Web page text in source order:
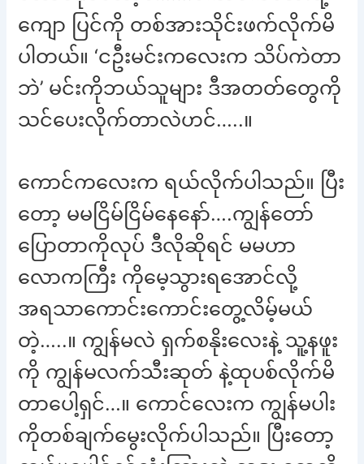
ကျော ပြင်ကို တစ်အားသိုင်းဖက်လိုက်မိ
ပါတယ်။ ‘ငဦးမင်းကလေးက သိပ်ကဲတာ
ဘဲ’ မင်းကိုဘယ်သူများ ဒီအတတ်တွေကို
သင်ပေးလိုက်တာလဲဟင်…..။
ကောင်ကလေးက ရယ်လိုက်ပါသည်။ ပြီး
တော့ မမငြိမ်ငြိမ်နေနော်….ကျွန်တော်
ပြောတာကိုလုပ် ဒီလိုဆိုရင် မမဟာ
လောကကြီး ကိုမေ့သွားရအောင်လို့
အရသာကောင်းကောင်းတွေ့လိမ့်မယ်
တဲ့…..။ ကျွန်မလဲ ရှက်စနိုးလေးနဲ့ သူ့နဖူး
ကို ကျွန်မလက်သီးဆုတ် နဲ့ထုပစ်လိုက်မိ
တာပေါ့ရှင်…။ ကောင်လေးက ကျွန်မပါး
ကိုတစ်ချက်မွေးလိုက်ပါသည်။ ပြီးတော့